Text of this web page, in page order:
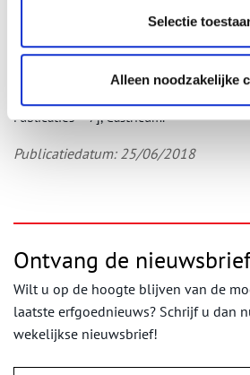
Selectie
Alleen noodzakelijke
AldersArcheo
Bron:G.P. Alders (red.) e.a. 2018:
Archeologisch onderzoek naar kasteel en
Publicaties – 7], Castricum.
Publicatiedatum: 25/06/2018
Ontvang de nieuwsbrief
Wilt u op de hoogte blijven van de
laatste erfgoednieuws? Schrijf u dan
wekelijkse nieuwsbrief!